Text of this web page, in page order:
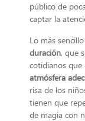
público de
captar la
Lo más
duración, que
cotidianos que
atmósfera
risa de los
tienen que
de magia con